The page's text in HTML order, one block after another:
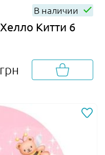
В наличии
Китти 6
грн